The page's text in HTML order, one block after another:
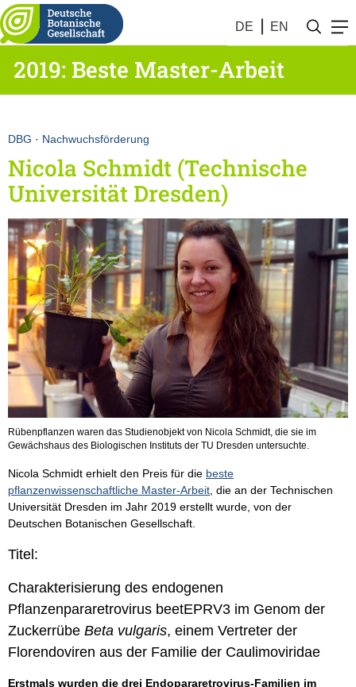
DE EN
2019: Beste Master-Arbeit
DBG · Nachwuchsförderung
Nicola Schmidt (Technische
Universität Dresden)
Rübenpflanzen waren das Studienobjekt von Nicola Schmidt, die sie im
Gewächshaus des Biologischen Instituts der TU Dresden untersuchte.
Nicola Schmidt erhielt den Preis für die beste
pflanzenwissenschaftliche Master-Arbeit, die an der Technischen
Universität Dresden im Jahr 2019 erstellt wurde, von der
Deutschen Botanischen Gesellschaft.
Titel:
Charakterisierung des endogenen
Pflanzenpararetrovirus beetEPRV3 im Genom der
Zuckerrübe Beta vulgaris, einem Vertreter der
Florendoviren aus der Familie der Caulimoviridae
Erstmals wurden die drei Endopararetrovirus-Familien im